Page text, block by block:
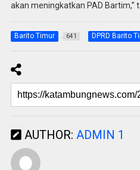
akan meningkatkan PAD Bartim,”
Barito Timur 641 DPRD Barito
AUTHOR: ADMIN 1